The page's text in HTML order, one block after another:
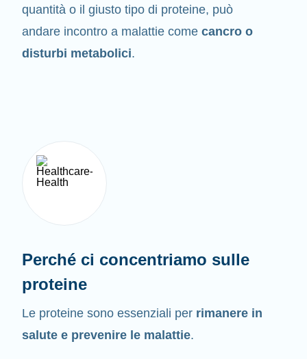
quantità o il giusto tipo di proteine, può
andare incontro a malattie come cancro o
disturbi metabolici.
Perché ci concentriamo sulle
proteine
Le proteine sono essenziali per rimanere in
salute e prevenire le malattie.